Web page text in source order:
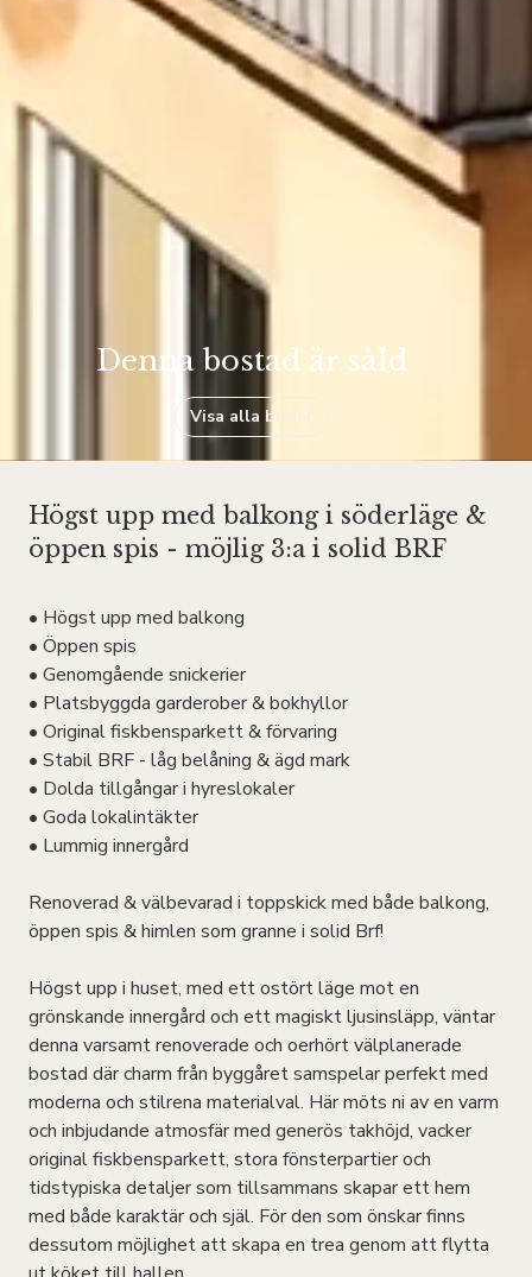
Denna bostad är såld
Visa alla bilder
Högst upp med balkong i söderläge &
öppen spis - möjlig 3:a i solid BRF
• Högst upp med balkong
• Öppen spis
• Genomgående snickerier
• Platsbyggda garderober & bokhyllor
• Original fiskbensparkett & förvaring
• Stabil BRF - låg belåning & ägd mark
• Dolda tillgångar i hyreslokaler
• Goda lokalintäkter
• Lummig innergård
Renoverad & välbevarad i toppskick med både balkong,
öppen spis & himlen som granne i solid Brf!
Högst upp i huset, med ett ostört läge mot en
grönskande innergård och ett magiskt ljusinsläpp, väntar
denna varsamt renoverade och oerhört välplanerade
bostad där charm från byggåret samspelar perfekt med
moderna och stilrena materialval. Här möts ni av en varm
och inbjudande atmosfär med generös takhöjd, vacker
original fiskbensparkett, stora fönsterpartier och
tidstypiska detaljer som tillsammans skapar ett hem
med både karaktär och själ. För den som önskar finns
dessutom möjlighet att skapa en trea genom att flytta